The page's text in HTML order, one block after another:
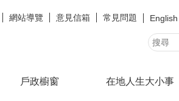
網站導覽 意見信箱 常見問題 English
戶政櫥窗 在地人生大小事